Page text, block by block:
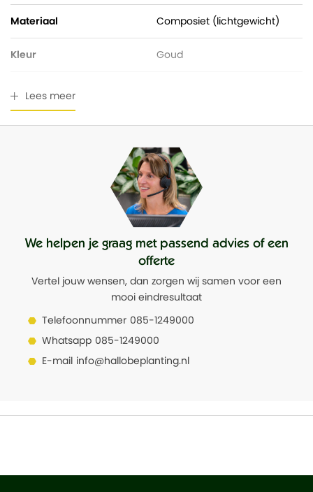
Materiaal Composiet (lichtgewicht)
Kleur Goud
Pot diameter 45,00 cm
30,00 cm
Geschikt voor buiten Nee
Nee
Ja, waterdicht
Lees meer
We helpen je graag met passend advies of een
offerte
Vertel jouw wensen, dan zorgen wij samen voor een
mooi eindresultaat
Telefoonnummer 085-1249000
Whatsapp 085-1249000
E-mail info@hallobeplanting.nl